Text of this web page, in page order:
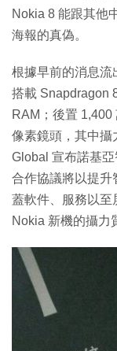
Nokia 8 能跟其他
海報的真偽。
根據早前的消息流
搭載 Snapdragon
RAM；後置
像素鏡頭，其中攝
Global 宣布諾基
合作協議將以提升
蓋軟件、服務以至
Nokia 新機的攝力